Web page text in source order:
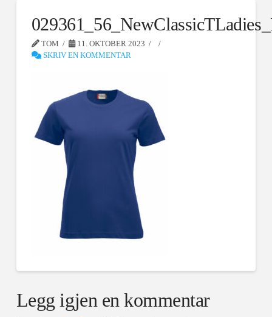
TOM
11. OKTOBER 2023
SKRIV EN KOMMENTAR
Legg igjen en kommentar